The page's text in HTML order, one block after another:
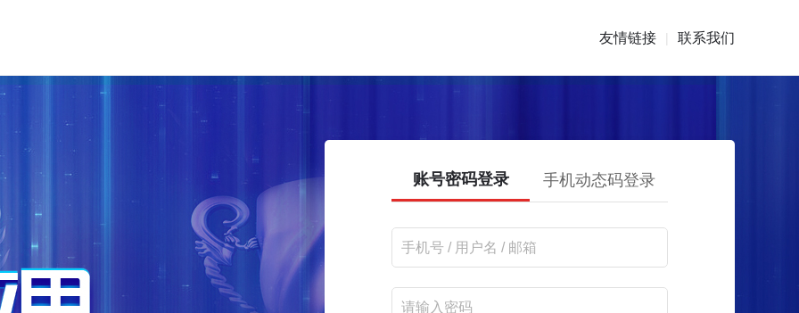
友情链接 | 联系我们
账号密码登录 手机动态码登录